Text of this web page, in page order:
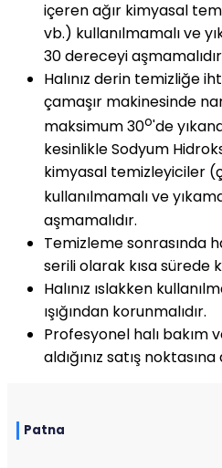
içeren ağır kimyasal
vb.) kullanılmamalı ve
30 dereceyi
Halınız derin temizliğe
çamaşır makinesinde
maksimum 30o'de
kesinlikle Sodyum
kimyasal temizleyiciler
kullanılmamalı ve
aşmamalıdır.
Temizleme sonrasında
serili olarak kısa sürede
Halınız ıslakken
ışığından korunmalıdır.
Profesyonel halı bakım
aldığınız satış
Patna